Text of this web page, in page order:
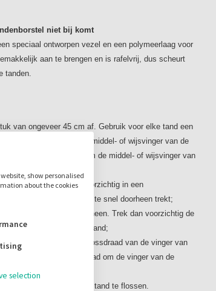
niet bij komt
speciaal ontworpen vezel en een polymeerlaag voor
aan te brengen en is rafelvrij, dus scheurt
tanden.
van ongeveer 45 cm af. Gebruik voor elke tand een
lang stuk flossdraad om middel- of wijsvinger van de
kort stuk flossdraad om de middel- of wijsvinger van
Breng de flossdraad voorzichtig in een
op dat je deze er niet te snel doorheen trekt;
een C-vorm om de tand heen. Trek dan voorzichtig de
naar de rand van de tand;
tand een nieuw stukje flossdraad van de vinger van
gebruikte stukje flosdraad om de vinger van de
duim;
om beide kanten van elke tand te flossen.
show personalised
about the cookies
selection